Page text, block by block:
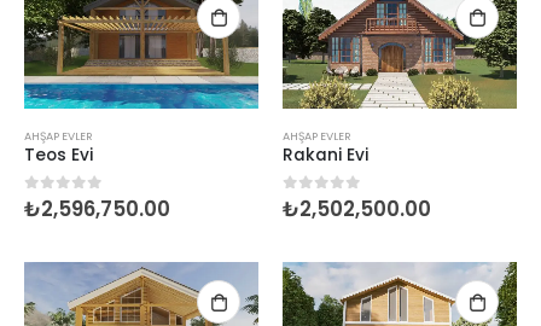
AHŞAP EVLER
Teos Evi
0 5 üzerinden
₺2,596,750.00
AHŞAP EVLER
Rakani Evi
0 5 üzerinden
₺2,502,500.00